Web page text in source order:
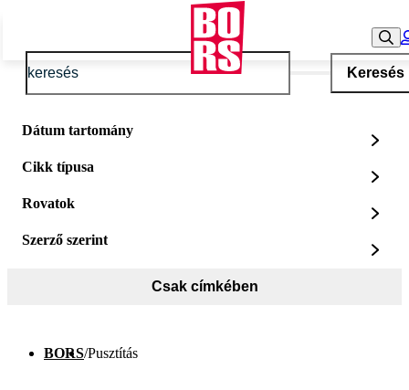
Keresés
Dátum tartomány
Cikk típusa
Rovatok
Szerző szerint
Csak címkében
BORS/Pusztítás